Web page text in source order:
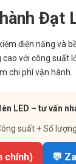
Đạt
điện năng và
với công suất
chi phí vận hành.
LED – tư vấn
suất + Số
chính) 💬